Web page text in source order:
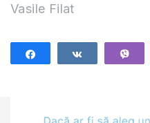
Vasile Filat